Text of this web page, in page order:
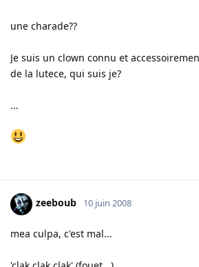
une charade??
Je suis un clown connu et
de la lutece, qui suis je?
...
zeeboub 10 juin 2008
mea culpa, c'est mal...